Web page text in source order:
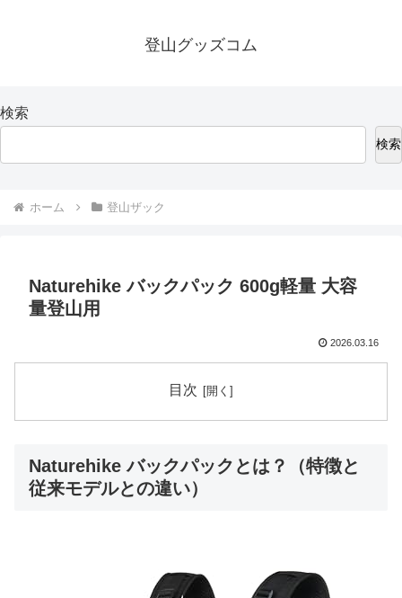
登山グッズコム
検索
検索
ホーム 登山ザック
Naturehike バックパック 600g軽量 大容
量登山用
2026.03.16
目次
Naturehike バックパックとは？（特徴と
従来モデルとの違い）